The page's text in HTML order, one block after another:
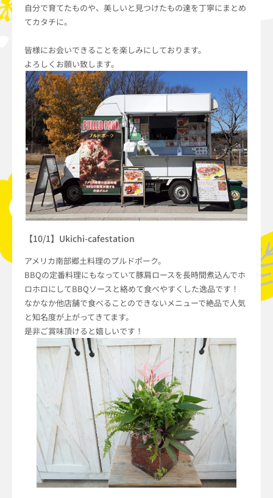
自分で育てたものや、美しいと見つけたもの達を丁寧にまとめ
てカタチに。
皆様にお会いできることを楽しみにしております。
よろしくお願い致します。
【10/1】Ukichi-cafestation
アメリカ南部郷土料理のプルドポーク。
BBQの定番料理にもなっていて豚肩ロースを長時間煮込んでホ
ロホロにしてBBQソースと絡めて食べやすくした逸品です！
なかなか他店舗で食べることのできないメニューで絶品で人気
と知名度が上がってきてます。
是非ご賞味頂けると嬉しいです！